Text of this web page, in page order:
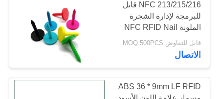
NFC 213/215/216 قابل
للبرمجة لإدارة الشجرة
الملونة NFC RFID Nail
Tag
قابل للتفاوض MOQ:500PCS
الاتصال
ABS 36 * 9mm LF RFID